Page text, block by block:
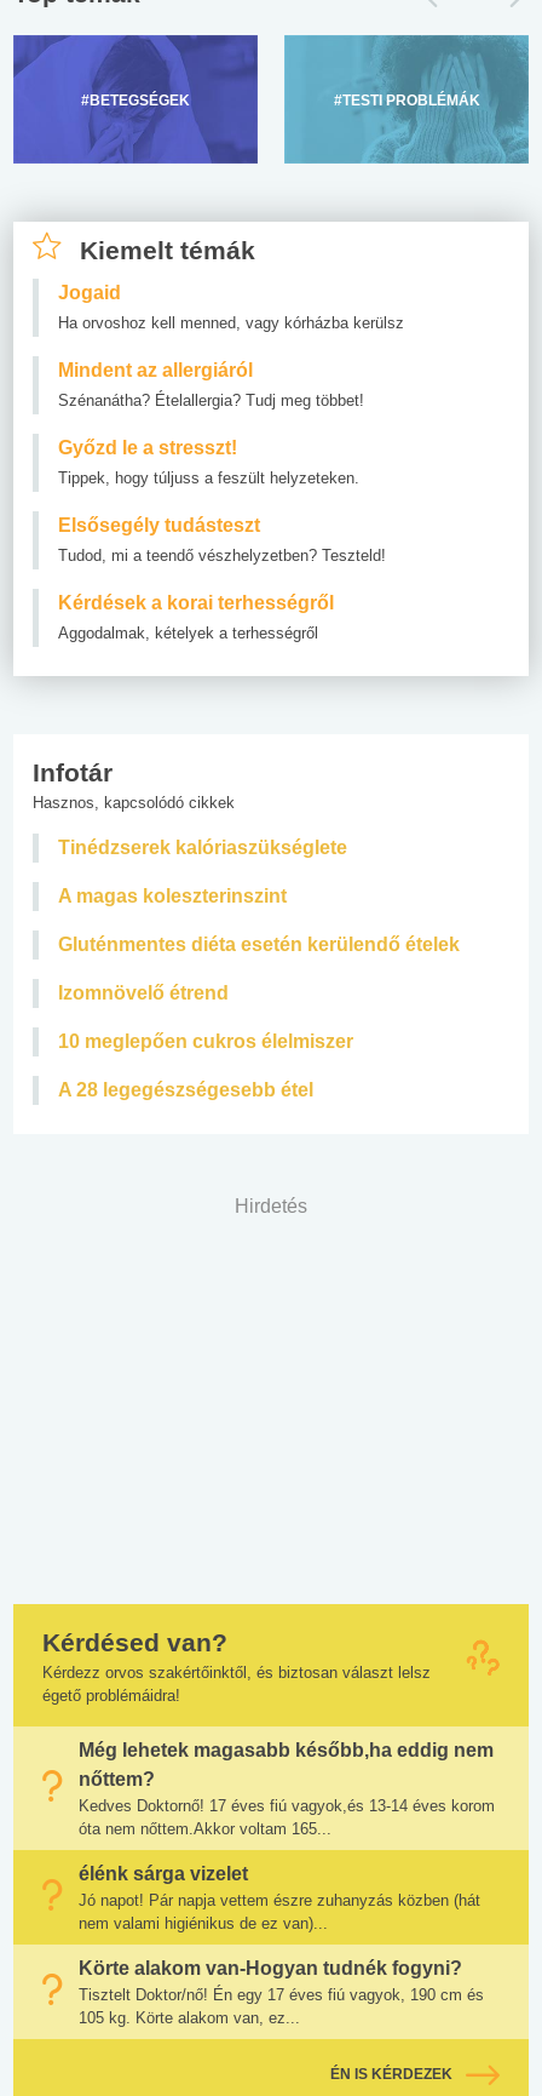
#BETEGSÉGEK #TESTI PROBLÉMÁK
Kiemelt témák
Jogaid
Ha orvoshoz kell menned, vagy kórházba kerülsz
Mindent az allergiáról
Szénanátha? Ételallergia? Tudj meg többet!
Győzd le a stresszt!
Tippek, hogy túljuss a feszült helyzeteken.
Elsősegély tudásteszt
Tudod, mi a teendő vészhelyzetben? Teszteld!
Kérdések a korai terhességről
Aggodalmak, kételyek a terhességről
Infotár
Hasznos, kapcsolódó cikkek
Tinédzserek kalóriaszükséglete
A magas koleszterinszint
Gluténmentes diéta esetén kerülendő ételek
Izomnövelő étrend
10 meglepően cukros élelmiszer
A 28 legegészségesebb étel
Hirdetés
Kérdésed van?
Kérdezz orvos szakértőinktől, és biztosan választ lelsz
égető problémáidra!
Még lehetek magasabb később,ha eddig nem
nőttem?
Kedves Doktornő! 17 éves fiú vagyok,és 13-14 éves korom
óta nem nőttem.Akkor voltam 165...
élénk sárga vizelet
Jó napot! Pár napja vettem észre zuhanyzás közben (hát
nem valami higiénikus de ez van)...
Körte alakom van-Hogyan tudnék fogyni?
Tisztelt Doktor/nő! Én egy 17 éves fiú vagyok, 190 cm és
105 kg. Körte alakom van, ez...
ÉN IS KÉRDEZEK